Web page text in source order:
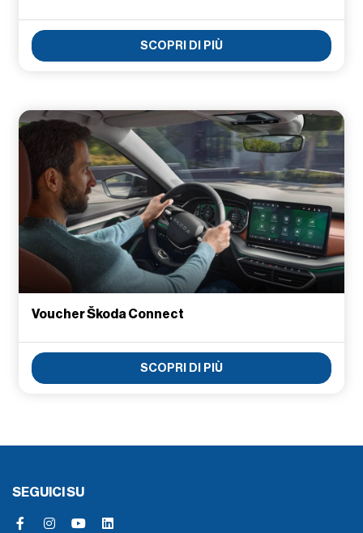
SCOPRI DI PIÙ
Voucher Škoda Connect
SCOPRI DI PIÙ
SEGUICI SU